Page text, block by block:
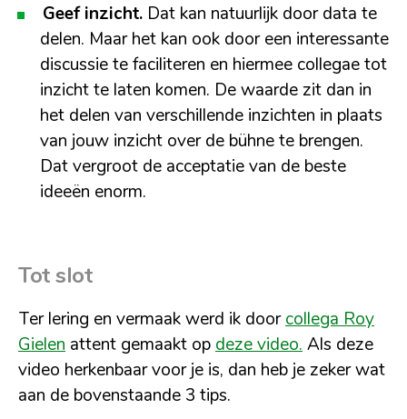
Geef inzicht. Dat kan natuurlijk door data te
delen. Maar het kan ook door een interessante
discussie te faciliteren en hiermee collegae tot
inzicht te laten komen. De waarde zit dan in
het delen van verschillende inzichten in plaats
van jouw inzicht over de bühne te brengen.
Dat vergroot de acceptatie van de beste
ideeën enorm.
Tot slot
Ter lering en vermaak werd ik doorcollega Roy
Gielen attent gemaakt op deze video. Als deze
video herkenbaar voor je is, dan heb je zeker wat
aan de bovenstaande 3 tips.